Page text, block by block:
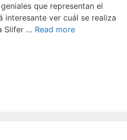
que representan el
interesante ver cuál se realiza
Slifer … Read more